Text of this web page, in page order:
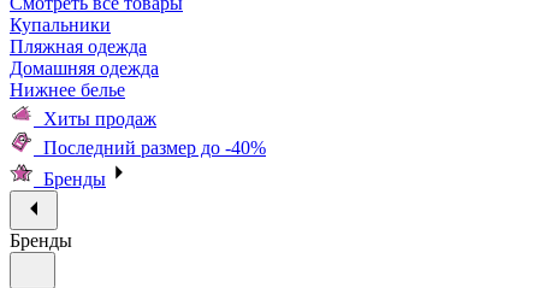
Купальники
Пляжная одежда
Домашняя одежда
Нижнее белье
Хиты продаж
Последний размер до -40%
Бренды
Бренды